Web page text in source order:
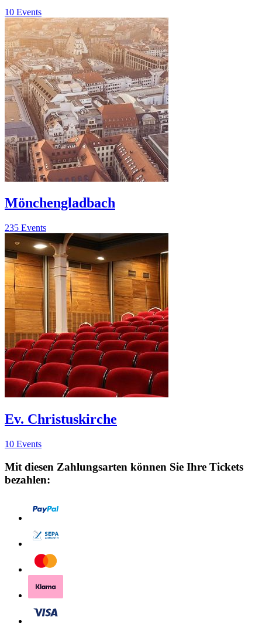
10 Events
Mönchengladbach
235 Events
Ev. Christuskirche
10 Events
Mit diesen Zahlungsarten können Sie Ihre Tickets
bezahlen: